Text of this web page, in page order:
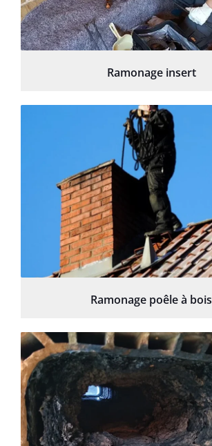
Ramonage insert
Ramonage poêle à bois